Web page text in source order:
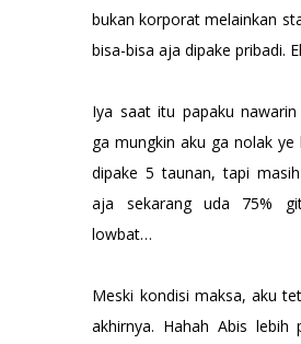
bukan korporat melainkan
bisa-bisa aja dipake pribadi.
Iya saat itu papaku
ga mungkin aku ga nolak
dipake 5 taunan, tapi
aja sekarang uda 75%
lowbat…
Meski kondisi maksa, aku
akhirnya. Hahah Abis